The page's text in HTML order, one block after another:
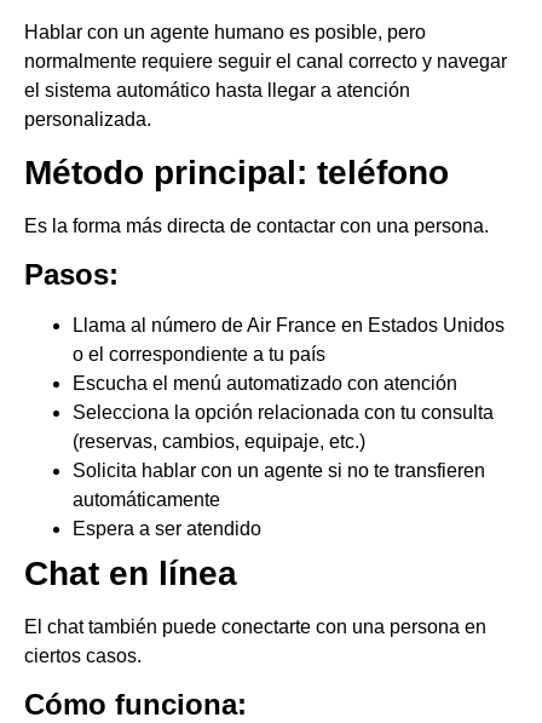
Hablar con un agente humano es posible, pero
normalmente requiere seguir el canal correcto y navegar
el sistema automático hasta llegar a atención
personalizada.
Método principal: teléfono
Es la forma más directa de contactar con una persona.
Pasos:
Llama al número de Air France en Estados Unidos
o el correspondiente a tu país
Escucha el menú automatizado con atención
Selecciona la opción relacionada con tu consulta
(reservas, cambios, equipaje, etc.)
Solicita hablar con un agente si no te transfieren
automáticamente
Espera a ser atendido
Chat en línea
El chat también puede conectarte con una persona en
ciertos casos.
Cómo funciona: